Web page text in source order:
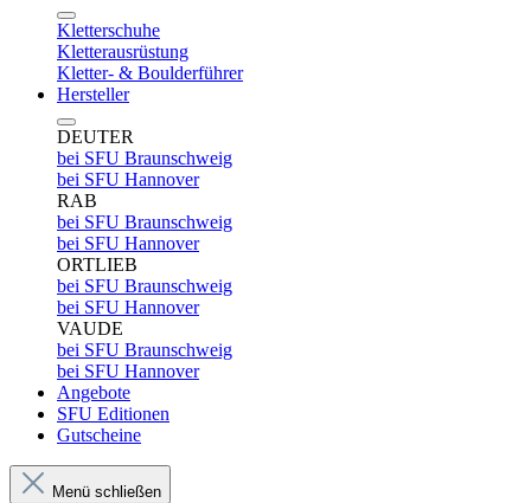
Kletterschuhe
Kletterausrüstung
Kletter- & Boulderführer
Hersteller
DEUTER
bei SFU Braunschweig
bei SFU Hannover
RAB
bei SFU Braunschweig
bei SFU Hannover
ORTLIEB
bei SFU Braunschweig
bei SFU Hannover
VAUDE
bei SFU Braunschweig
bei SFU Hannover
Angebote
SFU Editionen
Gutscheine
Menü schließen